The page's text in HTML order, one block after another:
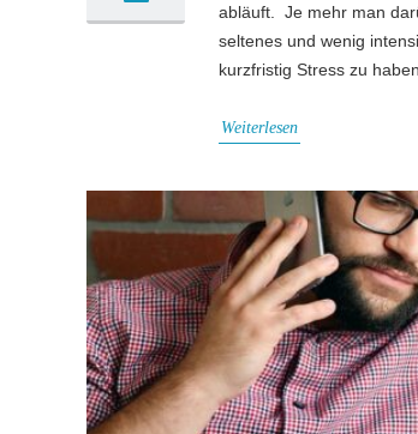
abläuft. Je mehr man
seltenes und wenig
kurzfristig Stress zu
Weiterlesen